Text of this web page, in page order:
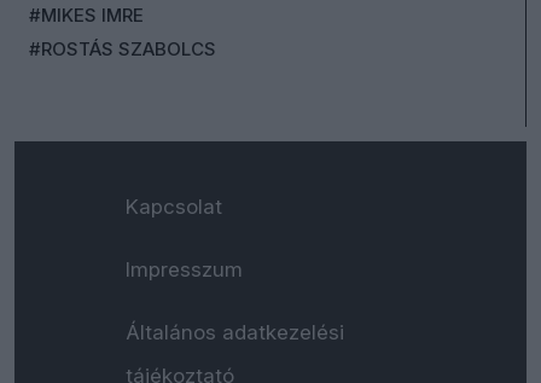
#MIKES IMRE
#ROSTÁS SZABOLCS
Kapcsolat
Impresszum
Általános adatkezelési
tájékoztató